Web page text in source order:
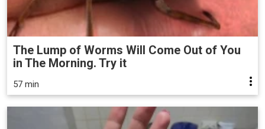
The Lump of Worms Will Come Out of You
in The Morning. Try it
57 min